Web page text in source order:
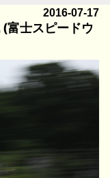
2016-07-17
富士スピードウ